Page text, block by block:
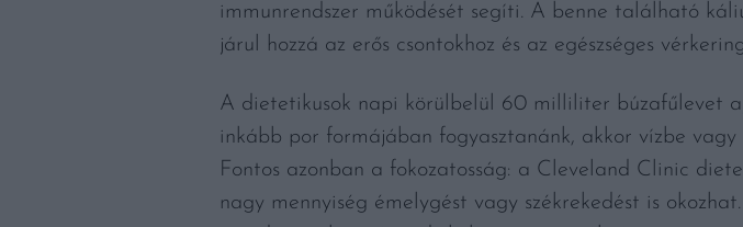
immunrendszer működését segíti. A benne található
járul hozzá az erős csontokhoz és az egészséges
A dietetikusok napi körülbelül 60 milliliter búzafűlevet
inkább por formájában fogyasztanánk, akkor vízbe
Fontos azonban a fokozatosság: a Cleveland Clinic
nagy mennyiség émelygést vagy székrekedést is